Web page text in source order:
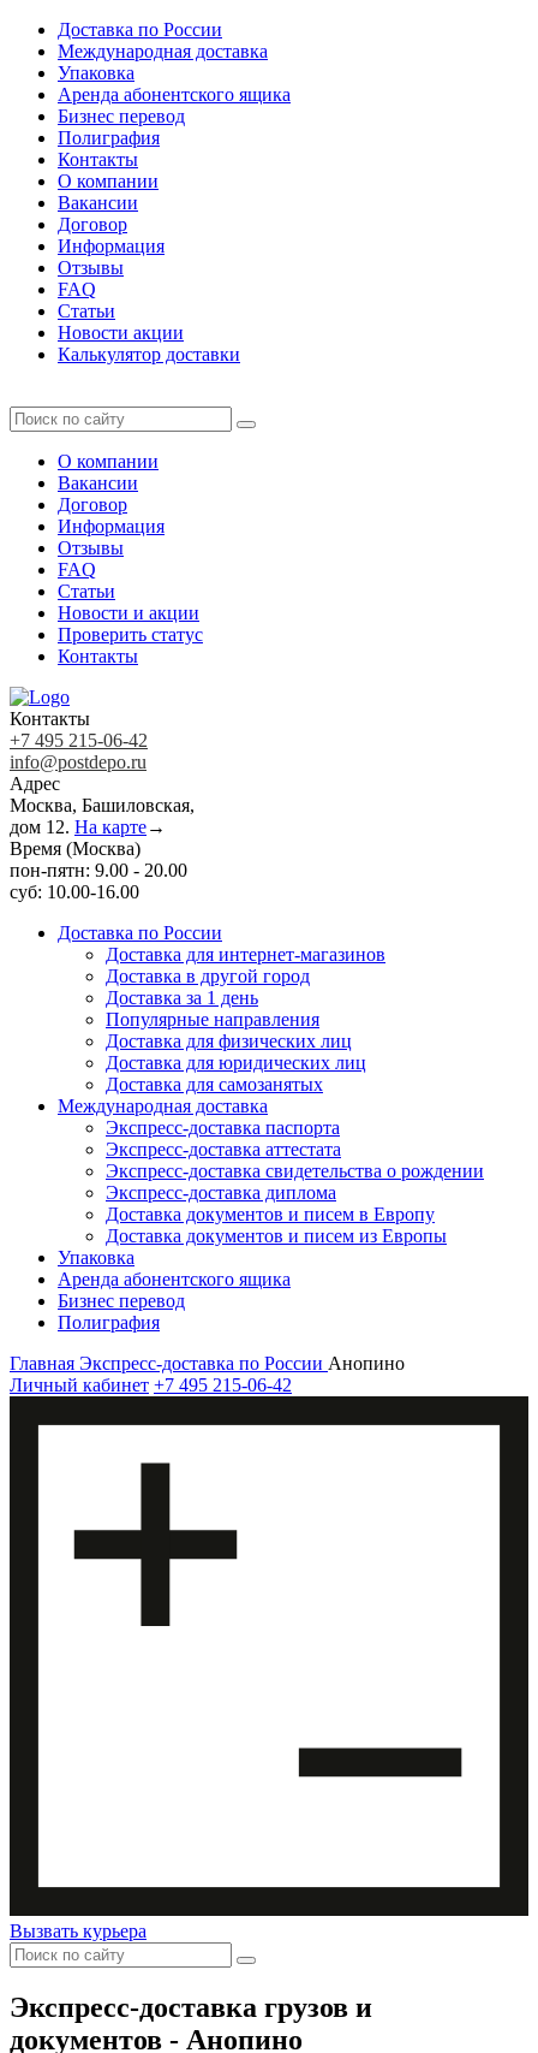
Доставка по России
Международная доставка
Упаковка
Аренда абонентского ящика
Бизнес перевод
Полиграфия
Контакты
О компании
Вакансии
Договор
Информация
Отзывы
FAQ
Статьи
Новости акции
Калькулятор доставки
О компании
Вакансии
Договор
Информация
Отзывы
FAQ
Статьи
Новости и акции
Проверить статус
Контакты
Контакты
+7 495 215-06-42
info@postdepo.ru
Адрес
Москва, Башиловская,
дом 12. На карте→
Время (Москва)
пон-пятн: 9.00 - 20.00
суб: 10.00-16.00
Доставка по России
Доставка для интернет-магазинов
Доставка в другой город
Доставка за 1 день
Популярные направления
Доставка для физических лиц
Доставка для юридических лиц
Доставка для самозанятых
Международная доставка
Экспресс-доставка паспорта
Экспресс-доставка аттестата
Экспресс-доставка свидетельства о рождении
Экспресс-доставка диплома
Доставка документов и писем в Европу
Доставка документов и писем из Европы
Упаковка
Аренда абонентского ящика
Бизнес перевод
Полиграфия
Главная Экспресс-доставка по России Анопино
Личный кабинет +7 495 215-06-42
Вызвать курьера
Экспресс-доставка грузов и
документов - Анопино